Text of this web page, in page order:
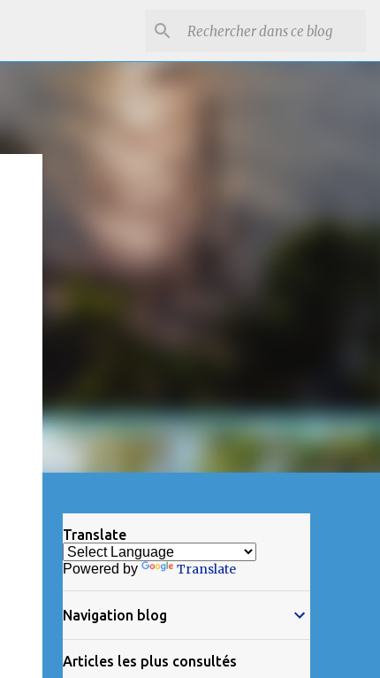
Translate
Powered by Translate
Navigation blog
Articles les plus consultés